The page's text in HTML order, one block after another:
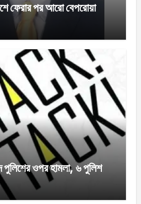
ফেরার পর আরো বেপরোয়া
পুলিশের ওপর হামলা, ৬ পুলিশ